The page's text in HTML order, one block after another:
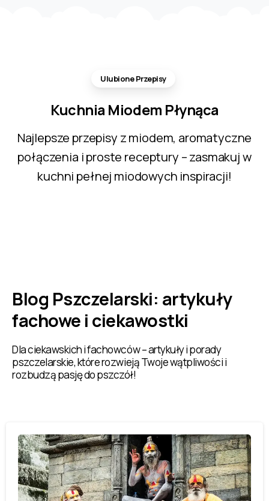
Ulubione Przepisy
Kuchnia Miodem Płynąca
Najlepsze przepisy z miodem, aromatyczne
połączenia i proste receptury – zasmakuj w
kuchni pełnej miodowych inspiracji!
Blog Pszczelarski: artykuły
fachowe i ciekawostki
Dla ciekawskich i fachowców – artykuły i porady
pszczelarskie, które rozwieją Twoje wątpliwości i
rozbudzą pasję do pszczół!